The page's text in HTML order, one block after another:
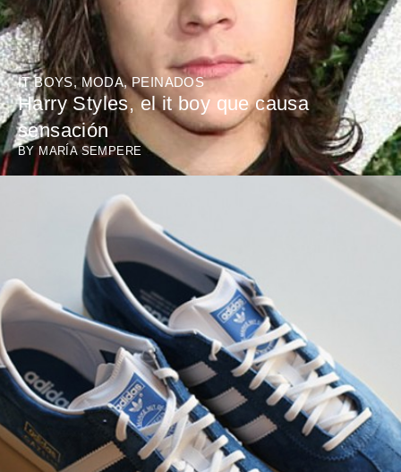
IT BOYS,MODA,PEINADOS
Harry Styles, el it boy que causa
sensación
BY MARÍA SEMPERE